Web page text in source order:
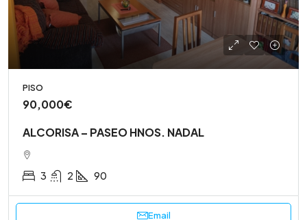
PISO
90,000€
ALCORISA – PASEO HNOS. NADAL
3 2 90
Email